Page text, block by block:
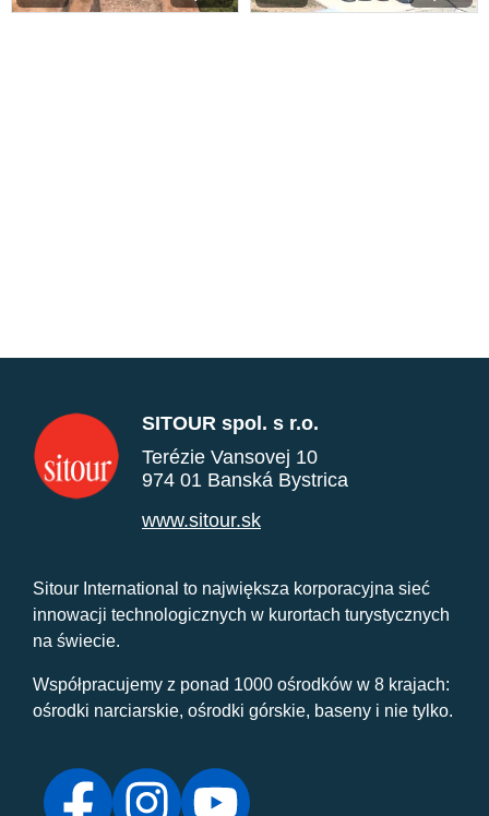
SITOUR spol. s r.o.
Terézie Vansovej 10
974 01 Banská Bystrica
www.sitour.sk
Sitour International to największa korporacyjna sieć
innowacji technologicznych w kurortach turystycznych
na świecie.
Współpracujemy z ponad 1000 ośrodków w 8 krajach:
ośrodki narciarskie, ośrodki górskie, baseny i nie tylko.